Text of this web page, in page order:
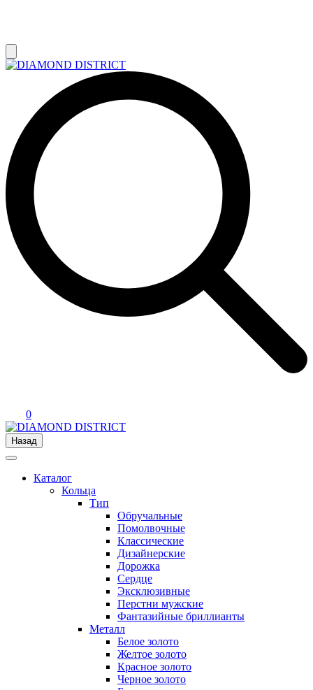
0
Назад
Каталог
Кольца
Тип
Обручальные
Помолвочные
Классические
Дизайнерские
Дорожка
Сердце
Эксклюзивные
Перстни мужские
Фантазийные бриллианты
Металл
Белое золото
Желтое золото
Красное золото
Черное золото